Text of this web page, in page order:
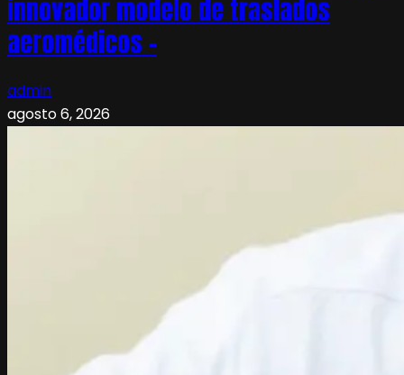
innovador modelo de traslados
aeromédicos –
admin
agosto 6, 2026